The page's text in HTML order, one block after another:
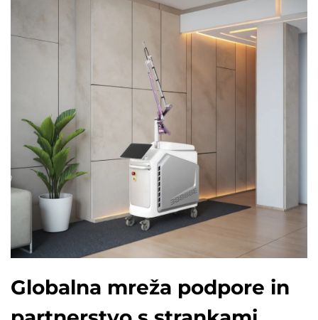
Globalna mreža podpore in